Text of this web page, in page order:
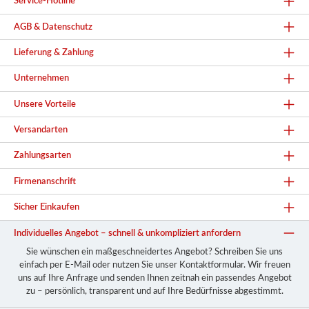
AGB & Datenschutz
Lieferung & Zahlung
Unternehmen
Unsere Vorteile
Versandarten
Zahlungsarten
Firmenanschrift
Sicher Einkaufen
Individuelles Angebot – schnell & unkompliziert anfordern
Sie wünschen ein maßgeschneidertes Angebot? Schreiben Sie uns
einfach per E-Mail oder nutzen Sie unser Kontaktformular. Wir freuen
uns auf Ihre Anfrage und senden Ihnen zeitnah ein passendes Angebot
zu – persönlich, transparent und auf Ihre Bedürfnisse abgestimmt.